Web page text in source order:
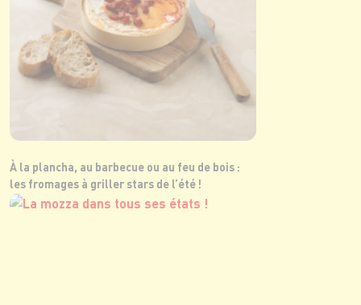
À la plancha, au barbecue ou au feu de bois :
les fromages à griller stars de l’été !